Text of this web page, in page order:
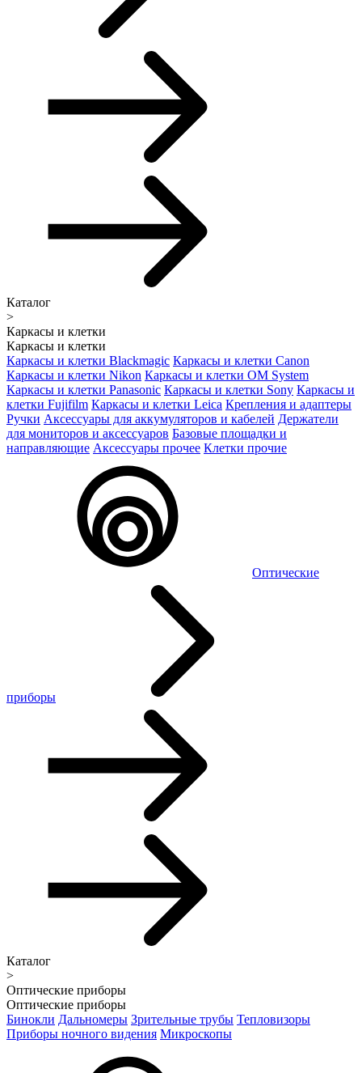
Каталог
>
Каркасы и клетки
Каркасы и клетки
Каркасы и клетки Blackmagic Каркасы и клетки Canon
Каркасы и клетки Nikon Каркасы и клетки OM System
Каркасы и клетки Panasonic Каркасы и клетки Sony Каркасы и
клетки Fujifilm Каркасы и клетки Leica Крепления и адаптеры
Ручки Аксессуары для аккумуляторов и кабелей Держатели
для мониторов и аксессуаров Базовые площадки и
направляющие Аксессуары прочее Клетки прочие
Оптические
приборы
Каталог
>
Оптические приборы
Оптические приборы
Бинокли Дальномеры Зрительные трубы Тепловизоры
Приборы ночного видения Микроскопы